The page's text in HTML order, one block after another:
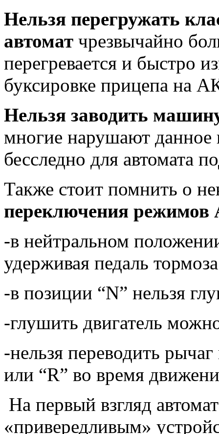
Нельзя перегружать
автомат чрезвычайно
перегревается и быстро
буксировке прицепа на
Нельзя заводить
многие нарушают данное
бесследно для автомата
Также стоит помнить о
переключения
-в нейтральном
удерживая педаль
-в позиции “N” нельзя
-глушить двигатель
-нельзя переводить
или “R” во время
На первый взгляд
«привередливым»